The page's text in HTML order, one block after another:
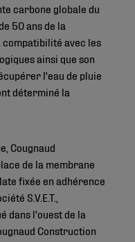
carbone globale du
50 ans de la
compatibilité avec les
ainsi que son
l'eau de pluie
déterminé la
Cougnaud
de la membrane
fixée en adhérence
S.V.E.T.,
dans l'ouest de la
Construction